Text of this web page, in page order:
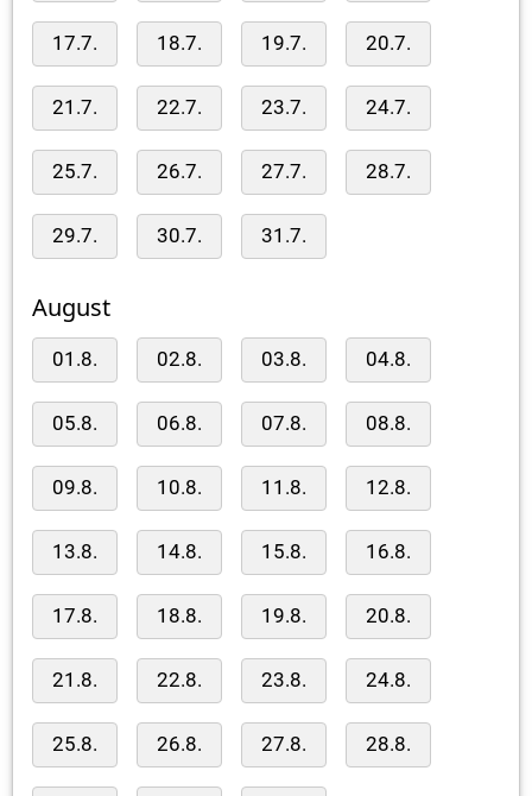
17.7. 18.7. 19.7. 20.7.
21.7. 22.7. 23.7. 24.7.
25.7. 26.7. 27.7. 28.7.
29.7. 30.7. 31.7.
August
01.8. 02.8. 03.8. 04.8.
05.8. 06.8. 07.8. 08.8.
09.8. 10.8. 11.8. 12.8.
13.8. 14.8. 15.8. 16.8.
17.8. 18.8. 19.8. 20.8.
21.8. 22.8. 23.8. 24.8.
25.8. 26.8. 27.8. 28.8.